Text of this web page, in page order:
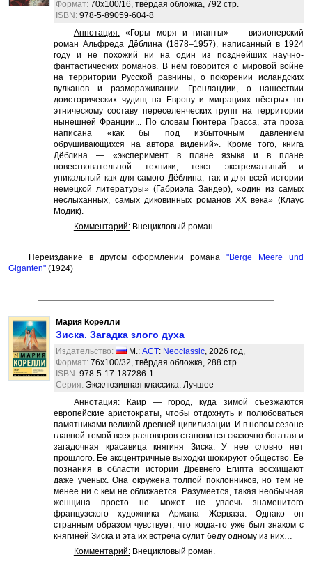
Формат: 70x100/16, твёрдая обложка, 792 стр.
ISBN: 978-5-89059-604-8
Аннотация:«Горы моря и гиганты» — визионерский
роман Альфреда Дёблина (1878–1957), написанный в 1924
году и не похожий ни на один из позднейших научно-
фантастических романов. В нём говорится о мировой войне
на территории Русской равнины, о покорении исландских
вулканов и размораживании Гренландии, о нашествии
доисторических чудищ на Европу и миграциях пёстрых по
этническому составу переселенческих групп на территории
нынешней Франции... По словам Гюнтера Грасса, эта проза
написана «как бы под избыточным давлением
обрушивающихся на автора видений». Кроме того, книга
Дёблина — «эксперимент в плане языка и в плане
повествовательной техники; текст экстремальный и
уникальный как для самого Дёблина, так и для всей истории
немецкой литературы» (Габриэла Зандер), «один из самых
неслыханных, самых диковинных романов XX века» (Клаус
Модик).
Комментарий:Внецикловый роман.
Переиздание в другом оформлении романа"Berge Meere und
Giganten" (1924)
Мария Корелли
Зиска. Загадка злого духа
Издательство: М.: АСТ: Neoclassic, 2026 год,
Формат: 76x100/32, твёрдая обложка, 288 стр.
ISBN: 978-5-17-187286-1
Серия: Эксклюзивная классика. Лучшее
Аннотация:Каир — город, куда зимой съезжаются
европейские аристократы, чтобы отдохнуть и полюбоваться
памятниками великой древней цивилизации. И в новом сезоне
главной темой всех разговоров становится сказочно богатая и
загадочная красавица княгиня Зиска. У нее словно нет
прошлого. Ее эксцентричные выходки шокируют общество. Ее
познания в области истории Древнего Египта восхищают
даже ученых. Она окружена толпой поклонников, но тем не
менее ни с кем не сближается. Разумеется, такая необычная
женщина просто не может не увлечь знаменитого
французского художника Армана Жерваза. Однако он
странным образом чувствует, что когда-то уже был знаком с
княгиней Зиска и эта их встреча сулит беду одному из них…
Комментарий:Внецикловый роман.